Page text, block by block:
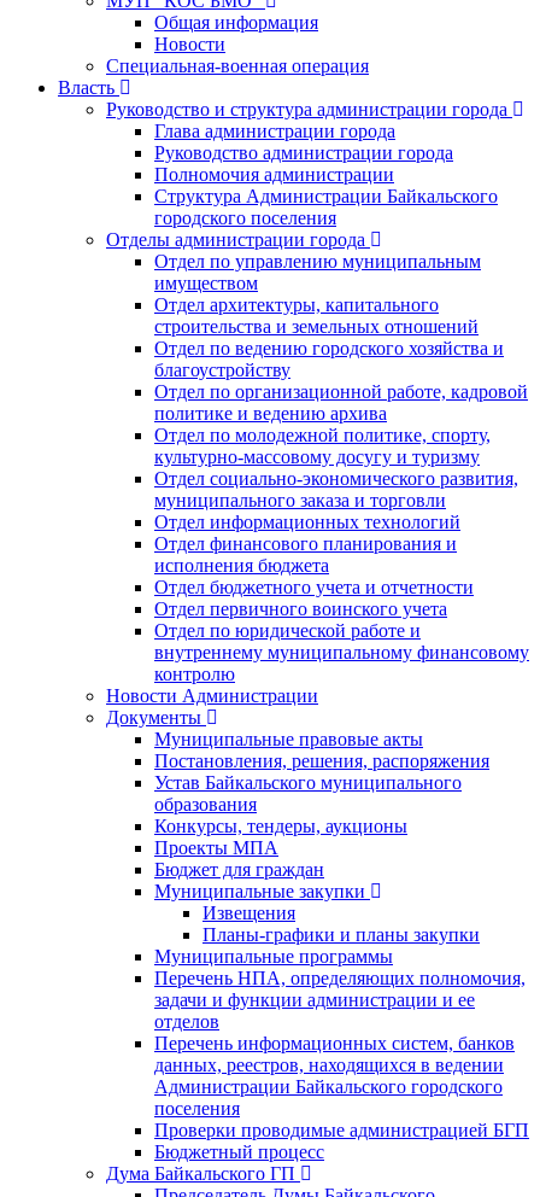
Общая информация
Новости
Специальная-военная операция
Власть
Руководство и структура администрации города
Глава администрации города
Руководство администрации города
Полномочия администрации
Структура Администрации Байкальского
городского поселения
Отделы администрации города
Отдел по управлению муниципальным
имуществом
Отдел архитектуры, капитального
строительства и земельных отношений
Отдел по ведению городского хозяйства и
благоустройству
Отдел по организационной работе, кадровой
политике и ведению архива
Отдел по молодежной политике, спорту,
культурно-массовому досугу и туризму
Отдел социально-экономического развития,
муниципального заказа и торговли
Отдел информационных технологий
Отдел финансового планирования и
исполнения бюджета
Отдел бюджетного учета и отчетности
Отдел первичного воинского учета
Отдел по юридической работе и
внутреннему муниципальному финансовому
контролю
Новости Администрации
Документы
Муниципальные правовые акты
Постановления, решения, распоряжения
Устав Байкальского муниципального
образования
Конкурсы, тендеры, аукционы
Проекты МПА
Бюджет для граждан
Муниципальные закупки
Извещения
Планы-графики и планы закупки
Муниципальные программы
Перечень НПА, определяющих полномочия,
задачи и функции администрации и ее
отделов
Перечень информационных систем, банков
данных, реестров, находящихся в ведении
Администрации Байкальского городского
поселения
Проверки проводимые администрацией БГП
Бюджетный процесс
Дума Байкальского ГП